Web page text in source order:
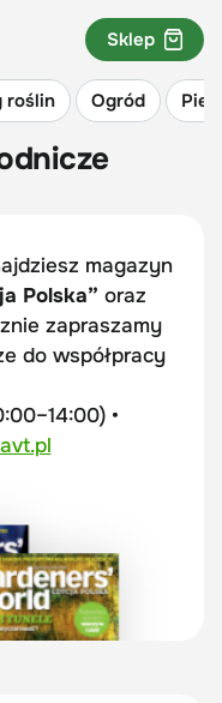
roślin Ogród
Sklep
magazyn
Polska” oraz
zapraszamy
do współpracy
•